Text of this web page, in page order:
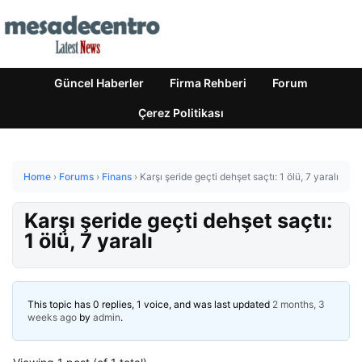
Güncel Haberler Firma Rehberi Forum
Çerez Politikası
Home › Forums › Finans › Karşı şeride geçti dehşet saçtı: 1 ölü, 7 yaralı
Karşı şeride geçti dehşet saçtı:
1 ölü, 7 yaralı
This topic has 0 replies, 1 voice, and was last updated 2 months, 3
weeks ago by admin.